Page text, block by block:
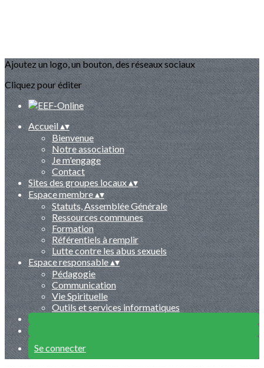
Ajoutez un logo, un bouton, des réseaux sociaux
Cliquez pour éditer
Accueil▴▾
Bienvenue
Notre association
Je m'engage
Contact
Sites des groupes locaux▴▾
Espace membre▴▾
Statuts, Assemblée Générale
Ressources communes
Formation
Référentiels à remplir
Lutte contre les abus sexuels
Espace responsable▴▾
Pédagogie
Communication
Vie Spirituelle
Outils et services informatiques
Se connecter